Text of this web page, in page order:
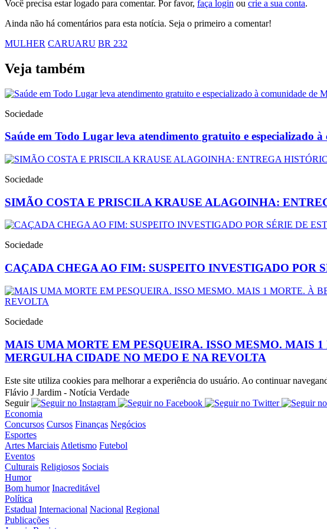
Você precisa estar logado para comentar. Por favor, faça login ou crie a sua conta.
Ainda não há comentários para esta notícia. Seja o primeiro a comentar!
MULHER CARUARU BR 232
Veja também
Sociedade
Saúde em Todo Lugar leva atendimento gratuito e especializado
Sociedade
SIMÃO COSTA E PRISCILA KRAUSE ALAGOINHA:
Sociedade
CAÇADA CHEGA AO FIM: SUSPEITO INVESTIGADO POR
Sociedade
MAIS UMA MORTE EM PESQUEIRA. ISSO MESMO. MAIS
MERGULHA CIDADE NO MEDO E NA REVOLTA
Este site utiliza cookies para melhorar a experiência do usuário. Ao continuar
Flávio J Jardim - Notícia Verdade
Seguir
Economia
Concursos Cursos Finanças Negócios
Esportes
Artes Marciais Atletismo Futebol
Eventos
Culturais Religiosos Sociais
Humor
Bom humor Inacreditável
Política
Estadual Internacional Nacional Regional
Publicações